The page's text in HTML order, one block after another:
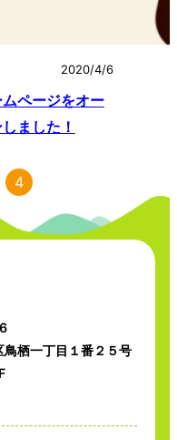
2020/4/6
ページをオー
ました！
4
鳥栖一丁目１番２５号